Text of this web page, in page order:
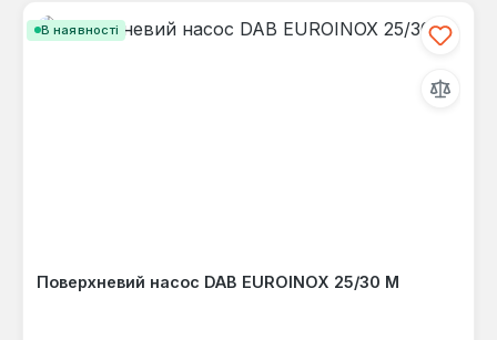
В наявності
Поверхневий насос DAB EUROINOX 25/30 M